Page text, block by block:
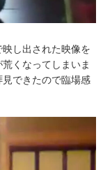
し出された映像を
くなってしまいま
できたので臨場感